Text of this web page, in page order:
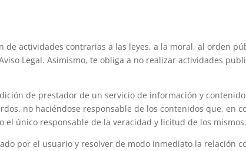
actividades contrarias a las leyes, a la moral, al orden
Legal. Asimismo, te obliga a no realizar actividades
de prestador de un servicio de información y
no haciéndose responsable de los contenidos que, en
único responsable de la veracidad y licitud de los mismos.
por el usuario y resolver de modo inmediato la relación